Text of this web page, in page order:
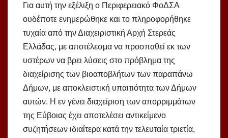
Για αυτή την εξέλιξη ο Περιφερειακό ΦοΔΣΑ
ουδέποτε ενημερώθηκε και το πληροφορήθηκε
τυχαία από την Διαχειριστική Αρχή Στερεάς
Ελλάδας, με αποτέλεσμα να προσπαθεί εκ των
υστέρων να βρει λύσεις στο πρόβλημα της
διαχείρισης των βιοαποβλήτων των παραπάνω
Δήμων, με αποκλειστική υπαιτιότητα των Δήμων
αυτών. Η εν γένει διαχείριση των απορριμμάτων
της Εύβοιας έχει αποτελέσει αντικείμενο
συζητήσεων ιδιαίτερα κατά την τελευταία τριετία,